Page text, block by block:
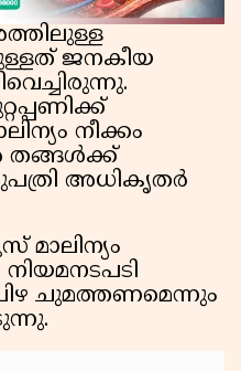
ജനകീയ
നീക്കം
തങ്ങൾക്ക്
അധികൃതർ
ചുമത്തണമെന്നും